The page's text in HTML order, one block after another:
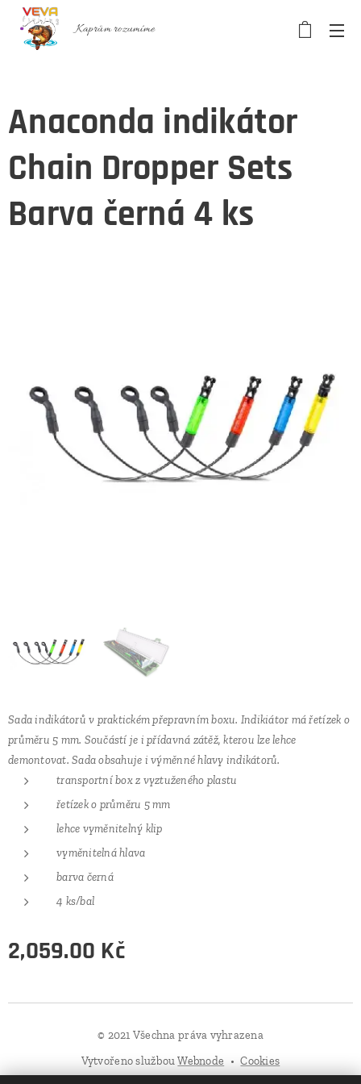
Kaprům rozumíme
Anaconda indikátor
Chain Dropper Sets
Barva černá 4 ks
Sada indikátorů v praktickém přepravním boxu. Indikiátor má řetízek o
průměru 5 mm. Součástí je i přídavná zátěž, kterou lze lehce
demontovat. Sada obsahuje i výměnné hlavy indikátorů.
transportní box z vyztuženého plastu
řetízek o průměru 5 mm
lehce vyměnitelný klip
vyměnitelná hlava
barva černá
4 ks/bal
2,059.00 Kč
© 2021 Všechna práva vyhrazena
Vytvořeno službouWebnode Cookies